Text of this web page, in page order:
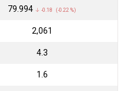
₹79.994 ↓ -0.18 (-0.22 %)
₹2,061
4.3
1.6